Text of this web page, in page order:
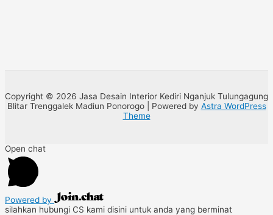
Copyright © 2026 Jasa Desain Interior Kediri Nganjuk Tulungagung
Blitar Trenggalek Madiun Ponorogo | Powered by Astra WordPress
Theme
Open chat
Powered by
silahkan hubungi CS kami disini untuk anda yang berminat